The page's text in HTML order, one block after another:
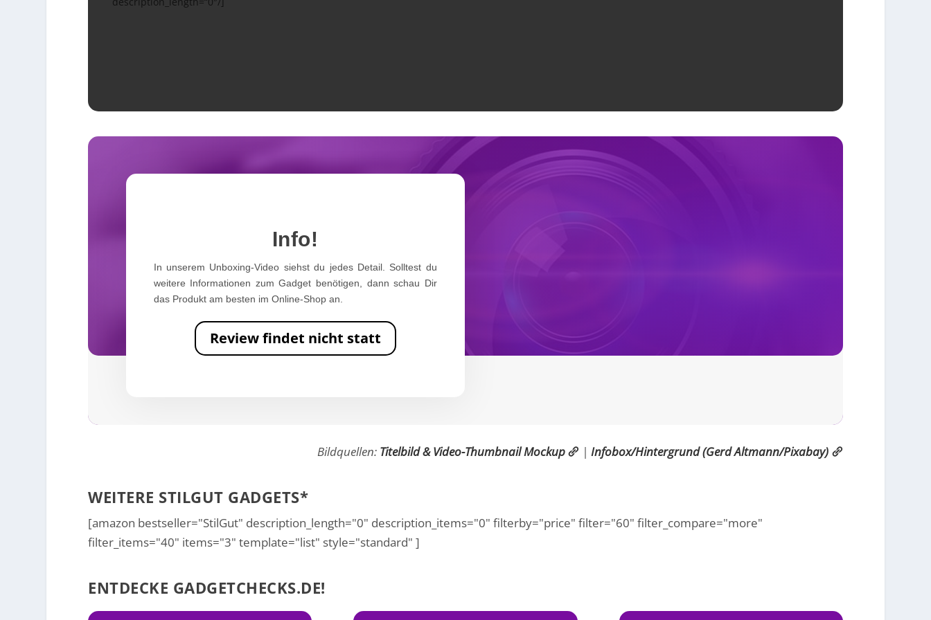
Info!
In unserem Unboxing-Video siehst du jedes Detail. Solltest du
weitere Informationen zum Gadget benötigen, dann schau Dir
das Produkt am besten im Online-Shop an.
Review findet nicht statt
Bildquellen: Titelbild & Video-Thumbnail Mockup |Infobox/Hintergrund (Gerd Altmann/Pixabay)
WEITERE STILGUT GADGETS*
[amazon bestseller="StilGut" description_length="0" description_items="0" filterby="price" filter="60" filter_compare="more"
filter_items="40" items="3" template="list" style="standard" ]
ENTDECKE GADGETCHECKS.DE!